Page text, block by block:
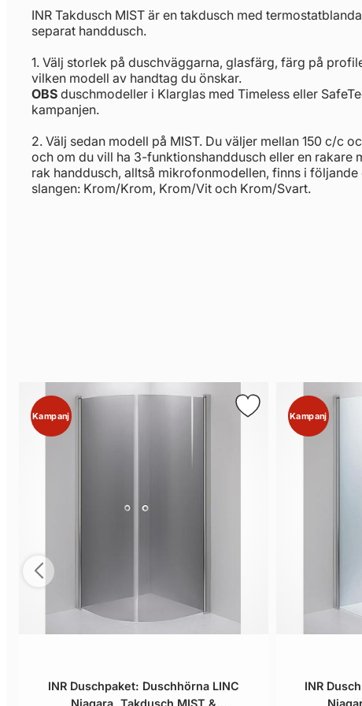
INR Takdusch MIST är en takdusch med
separat handdusch.
1. Välj storlek på duschväggarna, glasfärg, färg på
vilken modell av handtag du önskar.
OBS duschmodeller i Klarglas med Timeless eller
kampanjen.
2. Välj sedan modell på MIST. Du väljer mellan 150 c/c
och om du vill ha 3-funktionshanddusch eller en rakare
rak handdusch, alltså mikrofonmodellen, finns i
slangen: Krom/Krom, Krom/Vit och Krom/Svart.
Kampanj
INR Duschpaket: Duschhörna LINC
Niagara, Takdusch MIST &
Kampanj
INR